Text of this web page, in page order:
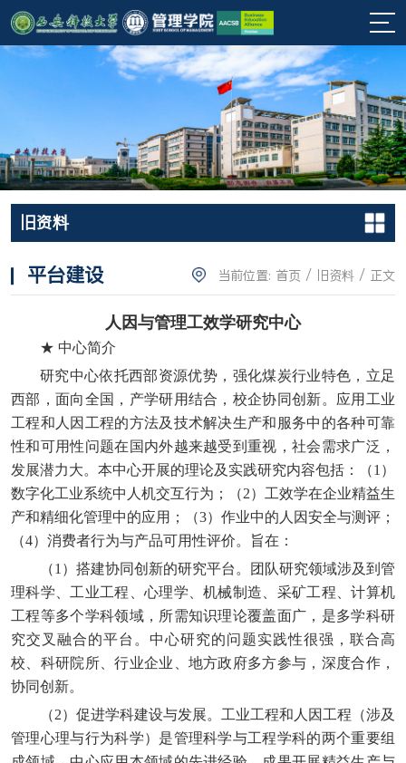
旧资料
平台建设 当前位置: 首页 / 旧资料 / 正文
人因与管理工效学研究中心
★ 中心简介
研究中心依托西部资源优势，强化煤炭行业特色，立足
西部，面向全国，产学研用结合，校企协同创新。应用工业
工程和人因工程的方法及技术解决生产和服务中的各种可靠
性和可用性问题在国内外越来越受到重视，社会需求广泛，
发展潜力大。本中心开展的理论及实践研究内容包括：（1）
数字化工业系统中人机交互行为；（2）工效学在企业精益生
产和精细化管理中的应用；（3）作业中的人因安全与测评；
（4）消费者行为与产品可用性评价。旨在：
（1）搭建协同创新的研究平台。团队研究领域涉及到管
理科学、工业工程、心理学、机械制造、采矿工程、计算机
工程等多个学科领域，所需知识理论覆盖面广，是多学科研
究交叉融合的平台。中心研究的问题实践性很强，联合高
校、科研院所、行业企业、地方政府多方参与，深度合作，
协同创新。
（2）促进学科建设与发展。工业工程和人因工程（涉及
管理心理与行为科学）是管理科学与工程学科的两个重要组